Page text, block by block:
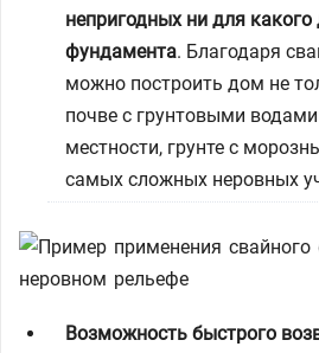
непригодных ни для какого
фундамента. Благодаря
можно построить дом не
почве с грунтовыми
местности, грунте с
самых сложных неровных
Возможность быстрого